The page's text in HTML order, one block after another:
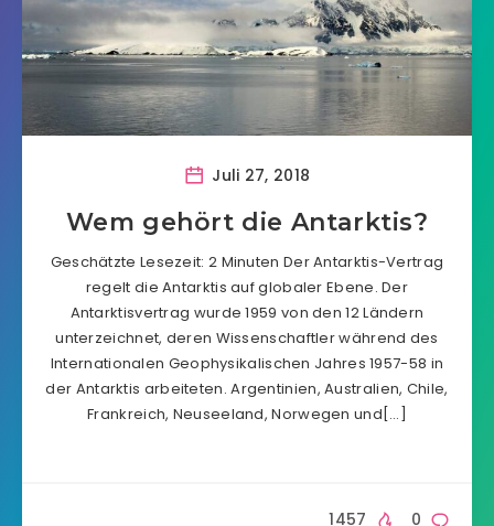
Juli 27, 2018
Wem gehört die Antarktis?
Geschätzte Lesezeit: 2 Minuten Der Antarktis-Vertrag
regelt die Antarktis auf globaler Ebene. Der
Antarktisvertrag wurde 1959 von den 12 Ländern
unterzeichnet, deren Wissenschaftler während des
Internationalen Geophysikalischen Jahres 1957-58 in
der Antarktis arbeiteten. Argentinien, Australien, Chile,
Frankreich, Neuseeland, Norwegen und[…]
0
1457